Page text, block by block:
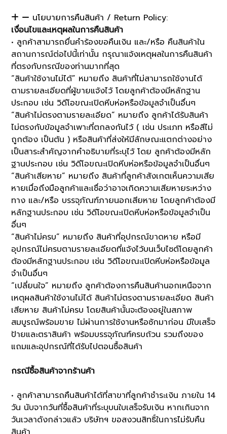
นโยบายการคืนสินค้า / Return Policy:
เงื่อนไขและเหตุผลในการคืนสินค้า
• ลูกค้าสามารถยื่นคำร้องขอคืนเงิน และ/หรือ คืนสินค้าใน
สถานการณ์ต่อไปนี้เท่านั้น กรุณาแจ้งเหตุผลในการคืนสินค้า
ที่ตรงกับกรณีของท่านมากที่สุด
“สินค้าใช้งานไม่ได้” หมายถึง สินค้าที่ไม่สามารถใช้งานได้
ตามรายละเอียดที่ผู้ขายแจ้งไว้ โดยลูกค้าต้องมีหลักฐาน
ประกอบ เช่น วิดีโอขณะเปิดหีบห่อหรือข้อมูลจำเป็นอื่นๆ
“สินค้าไม่ตรงตามรายละเอียด” หมายถึง ลูกค้าได้รับสินค้า
ไม่ตรงกับข้อมูลจำเพาะที่ตกลงกันไว้ ( เช่น ประเภท หรือสีไม่
ถูกต้อง เป็นต้น ) หรือสินค้าที่ส่งให้มีลักษณะแตกต่างอย่าง
เป็นสาระสำคัญจากคำอธิบายที่ระบุไว้ โดย ลูกค้าต้องมีหลัก
ฐานประกอบ เช่น วิดีโอขณะเปิดหีบห่อหรือข้อมูลจำเป็นอื่นๆ
“สินค้าเสียหาย” หมายถึง สินค้าที่ลูกค้าสังเกตเห็นความเสีย
หายเมื่อถึงมือลูกค้าและเชื่อว่าอาจเกิดความเสียหายระหว่าง
ทาง และ/หรือ บรรจุภัณฑ์ภายนอกเสียหาย โดยลูกค้าต้องมี
หลักฐานประกอบ เช่น วิดีโอขณะเปิดหีบห่อหรือข้อมูลจำเป็น
อื่นๆ
“สินค้าไม่ครบ” หมายถึง สินค้าที่อุปกรณ์ขาดหาย หรือมี
อุปกรณ์ไม่ครบตามรายละเอียดที่แจ้งไว้บนเว็บไซต์โดยลูกค้า
ต้องมีหลักฐานประกอบ เช่น วิดีโอขณะเปิดหีบห่อหรือข้อมูล
จำเป็นอื่นๆ
“เปลี่ยนใจ” หมายถึง ลูกค้าต้องการคืนสินค้านอกเหนือจาก
เหตุผลสินค้าใช้งานไม่ได้ สินค้าไม่ตรงตามรายละเอียด สินค้า
เสียหาย สินค้าไม่ครบ โดยสินค้านั้นจะต้องอยู่ในสภาพ
สมบูรณ์พร้อมขาย ไม่ผ่านการใช้งานหรือซักมาก่อน มีใบเสร็จ
ป้ายและตราสินค้า พร้อมบรรจุภัณฑ์ครบถ้วน รวมถึงของ
แถมและอุปกรณ์ที่ได้รับไปตอนซื้อสินค้า
กรณีซื้อสินค้าจากร้านค้า
• ลูกค้าสามารถคืนสินค้าได้ที่สาขาที่ลูกค้าชำระเงิน ภายใน 14
วัน นับจากวันที่ซื้อสินค้าที่ระบุบนใบเสร็จรับเงิน หากเกินจาก
วันเวลาดังกล่าวแล้ว บริษัทฯ ขอสงวนสิทธิ์ในการไม่รับคืน